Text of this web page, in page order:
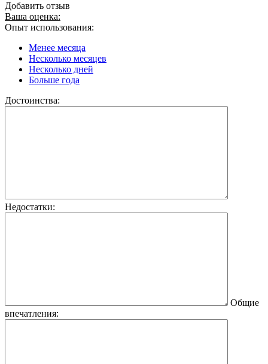
Добавить отзыв
Ваша оценка:
Опыт использования:
Менее месяца
Несколько месяцев
Несколько дней
Больше года
Достоинства:
Недостатки:
Общие
впечатления: